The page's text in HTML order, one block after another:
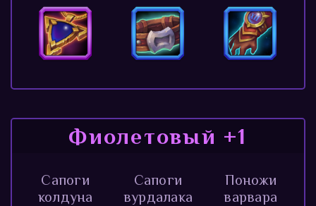
Фиолетовый +1
Сапоги
колдуна
Сапоги
вурдалака
Поножи
варвара